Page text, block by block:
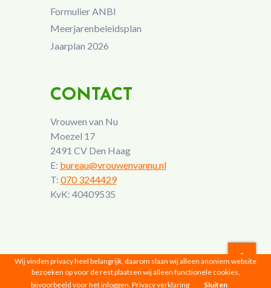
Formulier ANBI
Meerjarenbeleidsplan
Jaarplan 2026
CONTACT
Vrouwen van Nu
Moezel 17
2491 CV Den Haag
E: bureau@vrouwenvannu.nl
T: 070 3244429
KvK: 40409535
Vrouwen van Nu © 2026 |Privacyverklaring
Wij vinden privacy heel belangrijk, daarom slaan wij alleen anoniem website
bezoeken op voor de rest plaatsen wij alleen functionele cookies,
bijvoorbeeld voor het inloggen. Privacy verklaring Sluiten